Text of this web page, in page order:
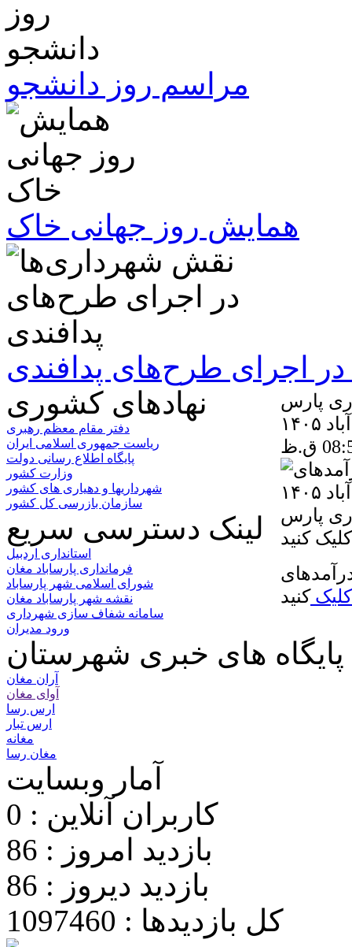
مراسم روز دانشجو
همایش روز جهانی خاک
اجرای طرح‌های پدافندی
پارس
آباد ۱۴۰۵
پارس
کلیککنید
نهادهای کشوری
دفتر مقام معظم رهبری
ریاست جمهوری اسلامی ایران
پایگاه اطلاع رسانی دولت
وزارت کشور
شهرداریها و دهیاری های کشور
سازمان بازرسی کل کشور
لینک دسترسی سریع
استانداری اردبیل
فرمانداری پارساباد مغان
شورای اسلامی شهر پارساباد
نقشه شهر پارساباد مغان
سامانه شفاف سازی شهرداری
ورود مدیران
پایگاه های خبری شهرستان
آران مغان
آوای مغان
ارس رسا
ارس تبار
مغانه
مغان رسا
آمار وبسایت
کاربران آنلاین : 0
بازدید امروز : 86
بازدید دیروز : 86
کل بازدیدها : 1097460